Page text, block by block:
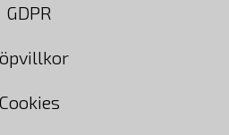
GDPR
Cookies